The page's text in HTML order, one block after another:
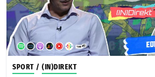
SPORT / (IN)DIREKT